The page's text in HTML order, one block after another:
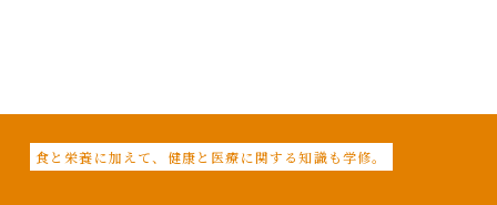
食と栄養に加えて、健康と医療に関する知識も学修。